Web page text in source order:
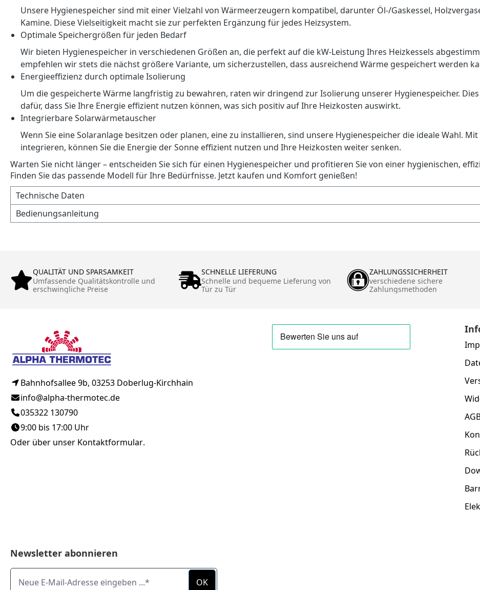
Unsere Hygienespeicher sind mit einer Vielzahl von Wärmeerzeugern kompatibel, darunter Öl-/Gaskessel,
Kamine. Diese Vielseitigkeit macht sie zur perfekten Ergänzung für jedes Heizsystem.
Optimale Speichergrößen für jeden Bedarf
Wir bieten Hygienespeicher in verschiedenen Größen an, die perfekt auf die kW-Leistung Ihres Heizkessels
empfehlen wir stets die nächst größere Variante, um sicherzustellen, dass ausreichend Wärme gespeichert werden
Energieeffizienz durch optimale Isolierung
Um die gespeicherte Wärme langfristig zu bewahren, raten wir dringend zur Isolierung unserer Hygienespeicher.
dafür, dass Sie Ihre Energie effizient nutzen können, was sich positiv auf Ihre Heizkosten auswirkt.
Integrierbare Solarwärmetauscher
Wenn Sie eine Solaranlage besitzen oder planen, eine zu installieren, sind unsere Hygienespeicher die ideale Wahl.
integrieren, können Sie die Energie der Sonne effizient nutzen und Ihre Heizkosten weiter senken.
Warten Sie nicht länger – entscheiden Sie sich für einen Hygienespeicher und profitieren Sie von einer hygienischen,
Finden Sie das passende Modell für Ihre Bedürfnisse. Jetzt kaufen und Komfort genießen!
Technische Daten
Bedienungsanleitung
QUALITÄT UND SPARSAMKEIT
Umfassende Qualitätskontrolle und
erschwingliche Preise
SCHNELLE LIEFERUNG
Schnelle und bequeme Lieferung von
Tür zu Tür
ZAHLUNGSSICHERHEIT
verschiedene sichere
Zahlungsmethoden
Bahnhofsallee 9b, 03253 Doberlug-Kirchhain
info@alpha-thermotec.de
035322 130790
9:00 bis 17:00 Uhr
Oder über unser Kontaktformular.
Newsletter abonnieren
Neue E-Mail-Adresse eingeben ...
OK